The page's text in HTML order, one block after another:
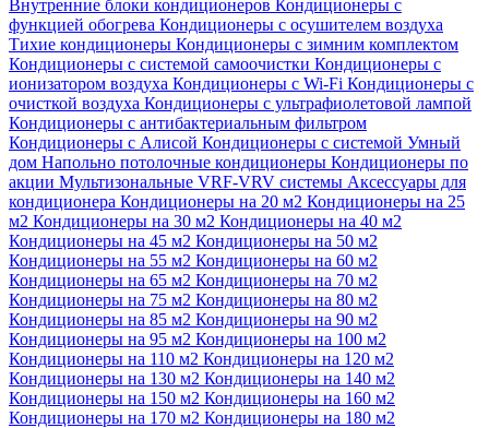
Внутренние блоки кондиционеров Кондиционеры с
функцией обогрева Кондиционеры с осушителем воздуха
Тихие кондиционеры Кондиционеры с зимним комплектом
Кондиционеры с системой самоочистки Кондиционеры с
ионизатором воздуха Кондиционеры с Wi-Fi Кондиционеры с
очисткой воздуха Кондиционеры с ультрафиолетовой лампой
Кондиционеры с антибактериальным фильтром
Кондиционеры с Алисой Кондиционеры с системой Умный
дом Напольно потолочные кондиционеры Кондиционеры по
акции Мультизональные VRF-VRV системы Аксессуары для
кондиционера Кондиционеры на 20 м2 Кондиционеры на 25
м2 Кондиционеры на 30 м2 Кондиционеры на 40 м2
Кондиционеры на 45 м2 Кондиционеры на 50 м2
Кондиционеры на 55 м2 Кондиционеры на 60 м2
Кондиционеры на 65 м2 Кондиционеры на 70 м2
Кондиционеры на 75 м2 Кондиционеры на 80 м2
Кондиционеры на 85 м2 Кондиционеры на 90 м2
Кондиционеры на 95 м2 Кондиционеры на 100 м2
Кондиционеры на 110 м2 Кондиционеры на 120 м2
Кондиционеры на 130 м2 Кондиционеры на 140 м2
Кондиционеры на 150 м2 Кондиционеры на 160 м2
Кондиционеры на 170 м2 Кондиционеры на 180 м2